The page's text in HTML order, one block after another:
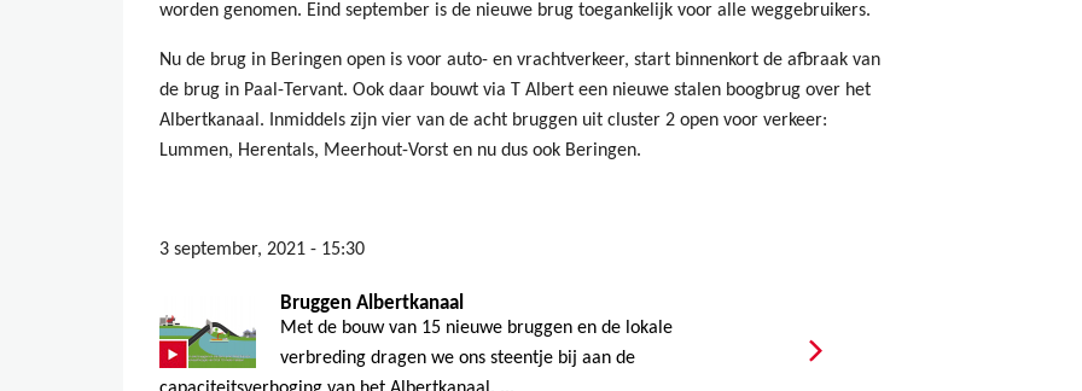
worden genomen. Eind september is de nieuwe brug toegankelijk voor alle weggebruikers.
Nu de brug in Beringen open is voor auto- en vrachtverkeer, start binnenkort de afbraak van
de brug in Paal-Tervant. Ook daar bouwt via T Albert een nieuwe stalen boogbrug over het
Albertkanaal. Inmiddels zijn vier van de acht bruggen uit cluster 2 open voor verkeer:
Lummen, Herentals, Meerhout-Vorst en nu dus ook Beringen.
3 september, 2021 - 15:30
Bruggen Albertkanaal
Met de bouw van 15 nieuwe bruggen en de lokale
verbreding dragen we ons steentje bij aan de